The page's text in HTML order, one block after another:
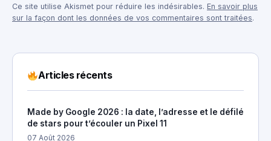
Ce site utilise Akismet pour réduire les indésirables. En savoir plus
sur la façon dont les données de vos commentaires sont traitées.
Articles récents
Made by Google 2026 : la date, l’adresse et le défilé
de stars pour t’écouler un Pixel 11
07 Août 2026